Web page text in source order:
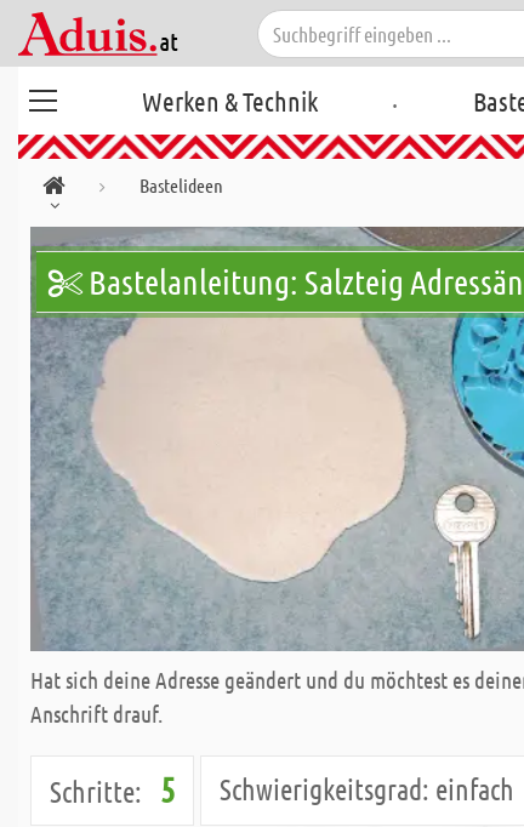
Werken & Technik .
Bastelideen
Bastelanleitung: Salzteig
Hat sich deine Adresse geändert und du möchtest es
Anschrift drauf.
Schritte: 5 Schwierigkeitsgrad: einfach